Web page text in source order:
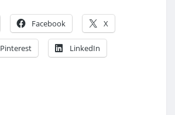
Facebook X
Pinterest LinkedIn